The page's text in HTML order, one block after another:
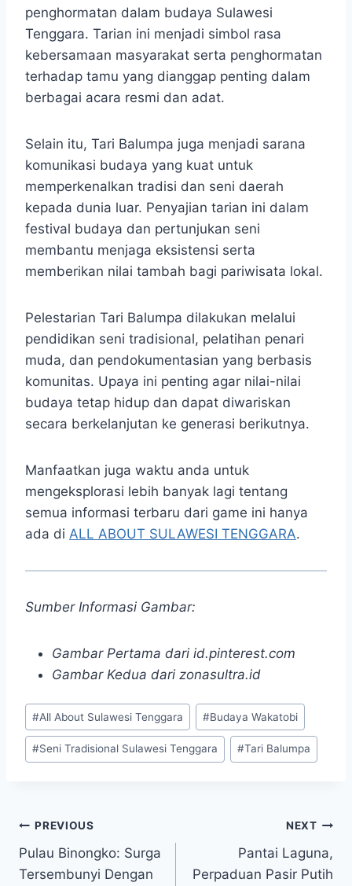
penghormatan dalam budaya Sulawesi
Tenggara. Tarian ini menjadi simbol rasa
kebersamaan masyarakat serta penghormatan
terhadap tamu yang dianggap penting dalam
berbagai acara resmi dan adat.
Selain itu, Tari Balumpa juga menjadi sarana
komunikasi budaya yang kuat untuk
memperkenalkan tradisi dan seni daerah
kepada dunia luar. Penyajian tarian ini dalam
festival budaya dan pertunjukan seni
membantu menjaga eksistensi serta
memberikan nilai tambah bagi pariwisata lokal.
Pelestarian Tari Balumpa dilakukan melalui
pendidikan seni tradisional, pelatihan penari
muda, dan pendokumentasian yang berbasis
komunitas. Upaya ini penting agar nilai-nilai
budaya tetap hidup dan dapat diwariskan
secara berkelanjutan ke generasi berikutnya.
Manfaatkan juga waktu anda untuk
mengeksplorasi lebih banyak lagi tentang
semua informasi terbaru dari game ini hanya
ada di ALL ABOUT SULAWESI TENGGARA.
Sumber Informasi Gambar:
Gambar Pertama dari id.pinterest.com
Gambar Kedua dari zonasultra.id
Post
Tags:
#All About Sulawesi Tenggara #Budaya Wakatobi
#Seni Tradisional Sulawesi Tenggara #Tari Balumpa
Post
navigation
PREVIOUS
Pulau Binongko: Surga
Tersembunyi Dengan
NEXT
Pantai Laguna,
Perpaduan Pasir Putih